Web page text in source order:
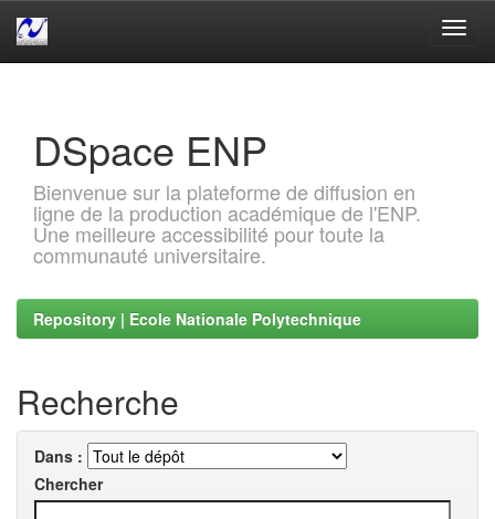
DSpace ENP
Bienvenue sur la plateforme de diffusion en
ligne de la production académique de l'ENP.
Une meilleure accessibilité pour toute la
communauté universitaire.
Repository | Ecole Nationale Polytechnique
Recherche
Dans :
Chercher